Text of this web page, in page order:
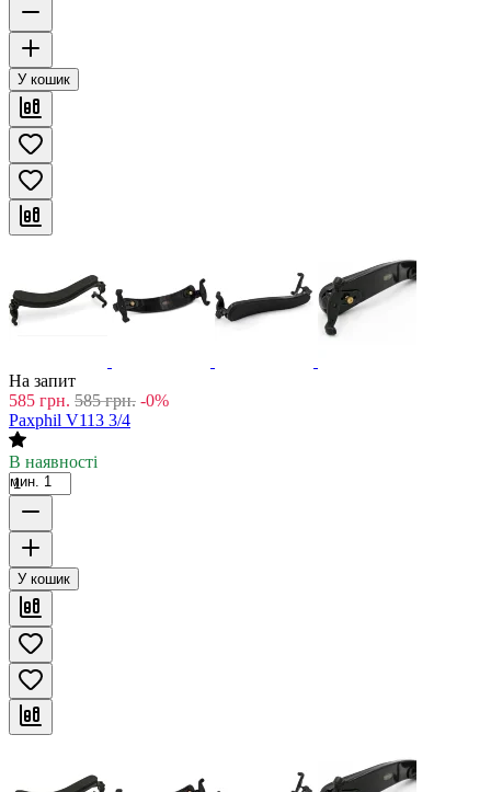
У кошик
На запит
585 грн. 585 грн. -0%
Paxphil V113 3/4
В наявності
мин. 1
У кошик